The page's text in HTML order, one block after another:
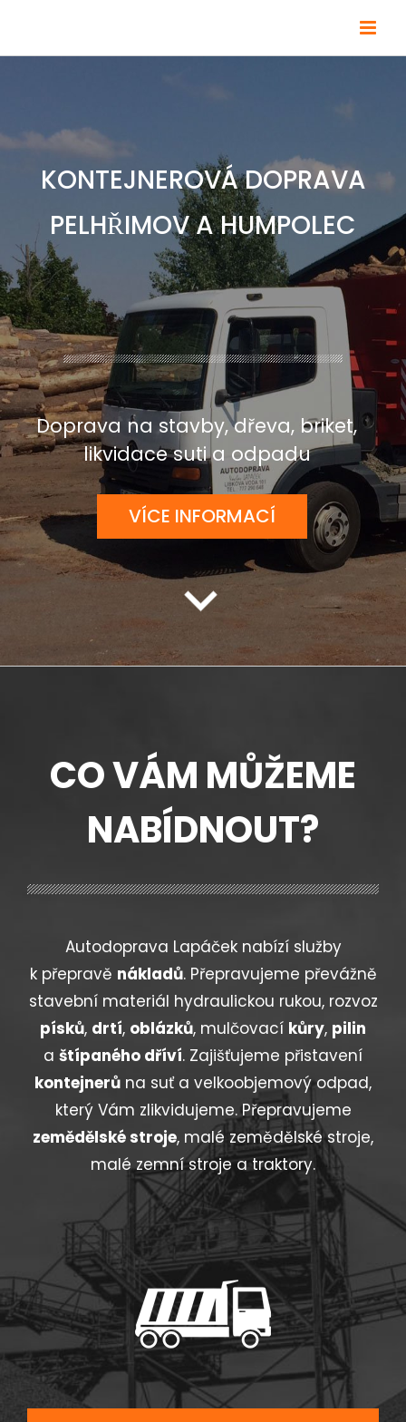
KONTEJNEROVÁ DOPRAVA
PELHŘIMOV A HUMPOLEC
Doprava na stavby, dřeva, briket,
likvidace suti a odpadu
VÍCE INFORMACÍ
CO VÁM MŮŽEME
NABÍDNOUT?
Autodoprava Lapáček nabízí služby
k přepravě nákladů. Přepravujeme převážně
stavební materiál hydraulickou rukou, rozvoz
písků, drtí, oblázků, mulčovací kůry, pilin
a štípaného dříví. Zajišťujeme přistavení
kontejnerů na suť a velkoobjemový odpad,
který Vám zlikvidujeme. Přepravujeme
zemědělské stroje, malé zemědělské stroje,
malé zemní stroje a traktory.